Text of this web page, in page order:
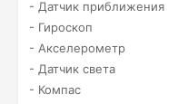
- Датчик приближения
- Гироскоп
- Акселерометр
- Датчик света
- Компас